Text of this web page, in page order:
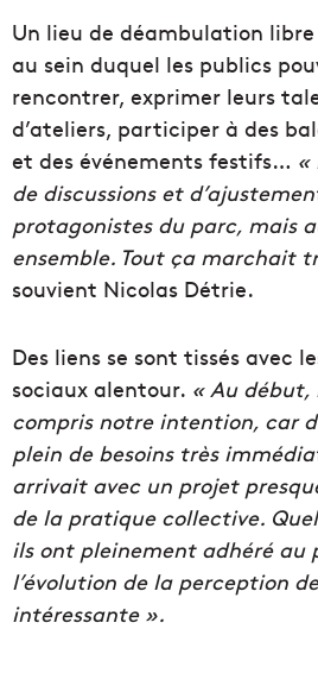
Un lieu de déambulation
au sein duquel les publics
rencontrer, exprimer leurs
d’ateliers, participer à des
et des événements festifs… «
de discussions et
protagonistes du parc, mais
ensemble. Tout ça marchait
souvient Nicolas Détrie.
Des liens se sont tissés avec
sociaux alentour. « Au début,
compris notre intention, car
plein de besoins très
arrivait avec un projet
de la pratique collective.
ils ont pleinement adhéré au
l’évolution de la perception
intéressante ».